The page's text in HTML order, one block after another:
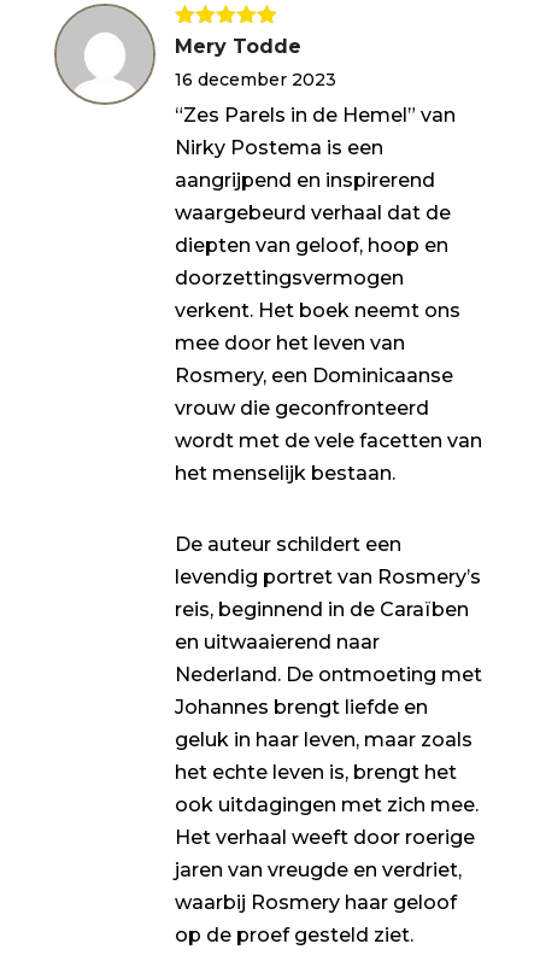
Gewaardeerd
uit 5
Mery Todde
16 december 2023
“Zes Parels in de Hemel” van
Nirky Postema is een
aangrijpend en inspirerend
waargebeurd verhaal dat de
diepten van geloof, hoop en
doorzettingsvermogen
verkent. Het boek neemt ons
mee door het leven van
Rosmery, een Dominicaanse
vrouw die geconfronteerd
wordt met de vele facetten van
het menselijk bestaan.
De auteur schildert een
levendig portret van Rosmery’s
reis, beginnend in de Caraïben
en uitwaaierend naar
Nederland. De ontmoeting met
Johannes brengt liefde en
geluk in haar leven, maar zoals
het echte leven is, brengt het
ook uitdagingen met zich mee.
Het verhaal weeft door roerige
jaren van vreugde en verdriet,
waarbij Rosmery haar geloof
op de proef gesteld ziet.